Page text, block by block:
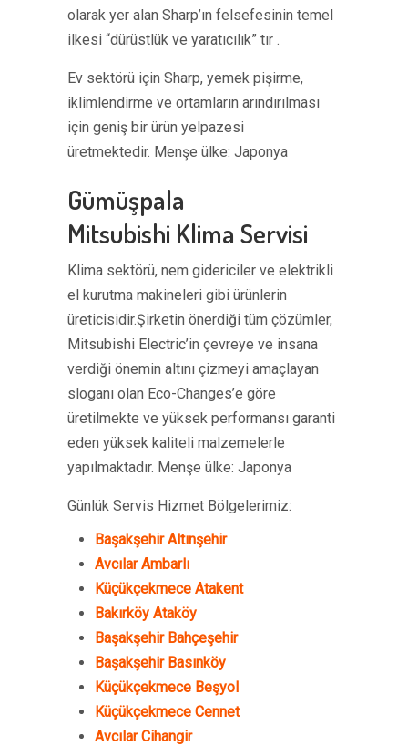
olarak yer alan Sharp’ın felsefesinin temel
ilkesi “dürüstlük ve yaratıcılık” tır .
Ev sektörü için Sharp, yemek pişirme,
iklimlendirme ve ortamların arındırılması
için geniş bir ürün yelpazesi
üretmektedir. Menşe ülke: Japonya
Gümüşpala
Mitsubishi Klima Servisi
Klima sektörü, nem gidericiler ve elektrikli
el kurutma makineleri gibi ürünlerin
üreticisidir.Şirketin önerdiği tüm çözümler,
Mitsubishi Electric’in çevreye ve insana
verdiği önemin altını çizmeyi amaçlayan
sloganı olan Eco-Changes’e göre
üretilmekte ve yüksek performansı garanti
eden yüksek kaliteli malzemelerle
yapılmaktadır. Menşe ülke: Japonya
Günlük Servis Hizmet Bölgelerimiz:
Başakşehir Altınşehir
Avcılar Ambarlı
Küçükçekmece Atakent
Bakırköy Ataköy
Başakşehir Bahçeşehir
Başakşehir Basınköy
Küçükçekmece Beşyol
Küçükçekmece Cennet
Avcılar Cihangir